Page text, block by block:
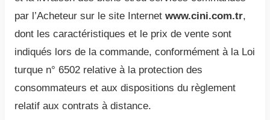
par l’Acheteur sur le site Internet www.cini.com.tr,
dont les caractéristiques et le prix de vente sont
indiqués lors de la commande, conformément à la Loi
turque n° 6502 relative à la protection des
consommateurs et aux dispositions du règlement
relatif aux contrats à distance.